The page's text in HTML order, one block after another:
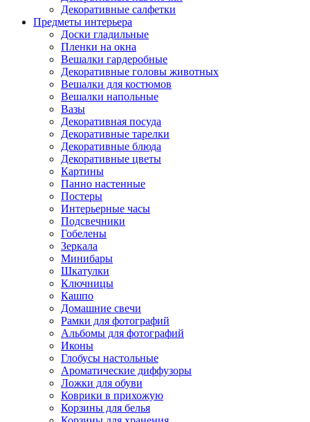
Декоративные салфетки
Предметы интерьера
Доски гладильные
Пленки на окна
Вешалки гардеробные
Декоративные головы животных
Вешалки для костюмов
Вешалки напольные
Вазы
Декоративная посуда
Декоративные тарелки
Декоративные блюда
Декоративные цветы
Картины
Панно настенные
Постеры
Интерьерные часы
Подсвечники
Гобелены
Зеркала
Минибары
Шкатулки
Ключницы
Кашпо
Домашние свечи
Рамки для фотографий
Альбомы для фотографий
Иконы
Глобусы настольные
Ароматические диффузоры
Ложки для обуви
Коврики в прихожую
Корзины для белья